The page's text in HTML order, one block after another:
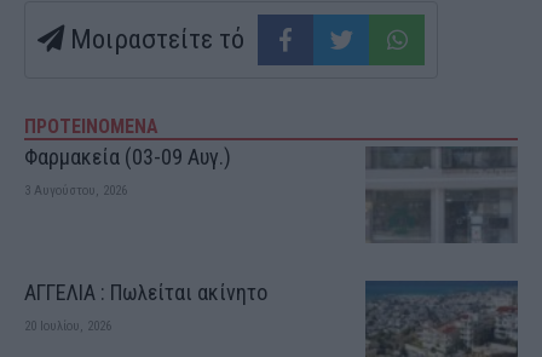
Μοιραστείτε τό
ΠΡΟΤΕΙΝΟΜΕΝΑ
Φαρμακεία (03-09 Αυγ.)
3 Αυγούστου, 2026
ΑΓΓΕΛΙΑ : Πωλείται ακίνητο
20 Ιουλίου, 2026